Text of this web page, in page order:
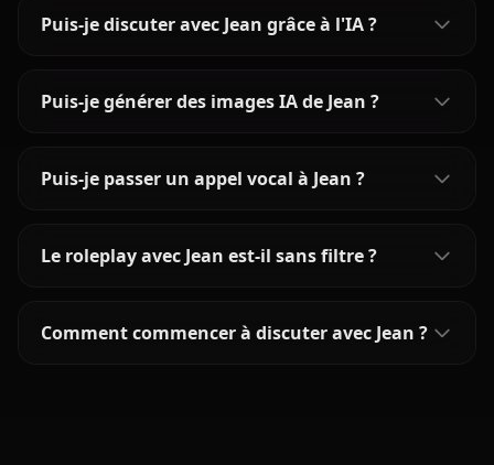
Puis-je discuter avec Jean grâce à l'IA ?
Puis-je générer des images IA de Jean ?
Puis-je passer un appel vocal à Jean ?
Le roleplay avec Jean est-il sans filtre ?
Comment commencer à discuter avec Jean ?